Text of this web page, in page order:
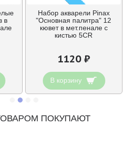
в
Набор акварели Pinax
"Основная палитра" 12
кювет в мет.пенале c
кистью 5CR
1120 ₽
В корзину
ПОКУПАЮТ